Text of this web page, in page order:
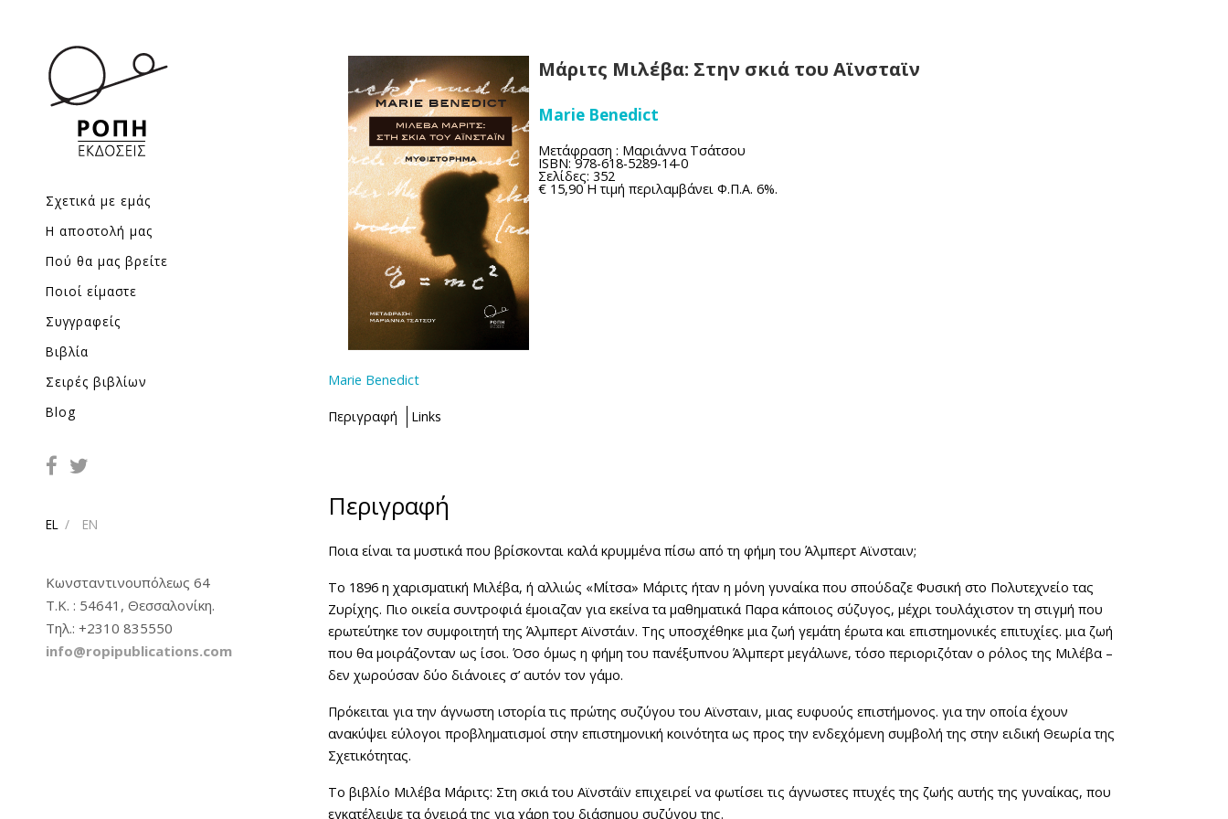
Σχετικά με εμάς
Η αποστολή μας
Πού θα μας βρείτε
Ποιοί είμαστε
Συγγραφείς
Βιβλία
Σειρές βιβλίων
Blog
EL EN
Κωνσταντινουπόλεως 64
Τ.Κ. : 54641, Θεσσαλονίκη.
Tηλ.: +2310 835550
info@ropipublications.com
Μάριτς Μιλέβα: Στην σκιά του Αϊνσταϊν
Marie Benedict
Μετάφραση : Μαριάννα Τσάτσου
ISBN: 978-618-5289-14-0
Σελίδες: 352
€ 15,90 Η τιμή περιλαμβάνει Φ.Π.A. 6%.
Marie Benedict
Περιγραφή Links
Περιγραφή
Ποια είναι τα μυστικά που βρίσκονται καλά κρυμμένα πίσω από τη φήμη του Άλμπερτ Αϊνσταιν;
Το 1896 η χαρισματική Μιλέβα, ή αλλιώς «Μίτσα» Μάριτς ήταν η μόνη γυναίκα που σπούδαζε Φυσική στο Πολυτεχνείο τας
Ζυρίχης. Πιο οικεία συντροφιά έμοιαζαν για εκείνα τα μαθηµατικά Παρα κάποιος σύζυγος, μέχρι τουλάχιστον τη στιγμή που
ερωτεύτηκε τον συμφοιτητή της Άλμπερτ Αϊνστάιν. Της υποσχέθηκε μια ζωή γεμάτη έρωτα και επιστημονικές επιτυχίες. μια ζωή
που θα μοιράζονταν ως ίσοι. Όσο όμως η φήμη του πανέξυπνου Άλμπερτ μεγάλωνε, τόσο περιοριζόταν ο ρόλος της Μιλέβα –
δεν χωρούσαν δύο διάνοιες σ’ αυτόν τον γάμο.
Πρόκειται για την άγνωστη ιστορία τις πρώτης συζύγου του Αϊνσταιν, μιας ευφυούς επιστήμονος. για την οποία έχουν
ανακύψει εύλογοι προβληματισμοί στην επιστηµονική κοινότητα ως προς την ενδεχόμενη συµβολή της στην ειδική Θεωρία της
Σχετικότητας.
Το βιβλίο Μιλέβα Μάριτς: Στη σκιά του Αϊνστάϊν επιχειρεί να φωτίσει τις άγνωστες πτυχές της ζωής αυτής της γυναίκας, που
εγκατέλειψε τα όνειρά της για χάρη του διάσηµου συζύγου της.